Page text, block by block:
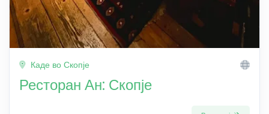
Каде во Скопје
Ресторан Ан: Скопје